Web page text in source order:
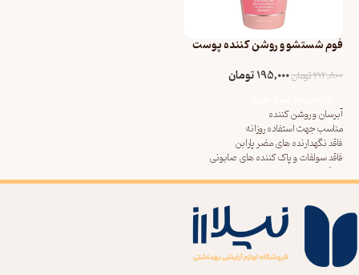
فوم شستشو و روشن کننده پوست
212,800تومان195,000تومان
آبرسان و روشن کننده
مناسب جهت استفاده روزانه
فاقد نگهدارنده های مضر پارابن
فاقد سولفات و پاک کننده های صابونی
جلوگیری از مسدود شدن منافذ پوست و بروز
جوش و آکنه
پاک نمودن آلودگی های سطحی پوست، مواد
آرایشی و حذف چربی ها